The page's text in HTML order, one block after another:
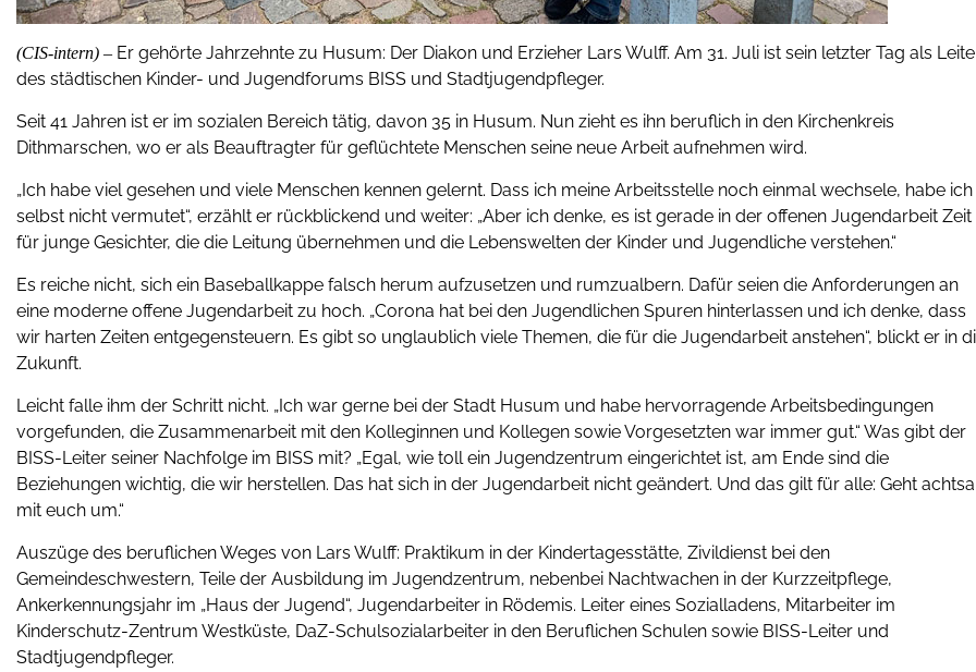
(CIS-intern) – Er gehörte Jahrzehnte zu Husum: Der Diakon und Erzieher Lars Wulff. Am 31. Juli ist sein letzter Tag als
des städtischen Kinder- und Jugendforums BISS und Stadtjugendpfleger.
Seit 41 Jahren ist er im sozialen Bereich tätig, davon 35 in Husum. Nun zieht es ihn beruflich in den Kirchenkreis
Dithmarschen, wo er als Beauftragter für geflüchtete Menschen seine neue Arbeit aufnehmen wird.
„Ich habe viel gesehen und viele Menschen kennen gelernt. Dass ich meine Arbeitsstelle noch einmal wechsele, habe ich
selbst nicht vermutet“, erzählt er rückblickend und weiter: „Aber ich denke, es ist gerade in der offenen Jugendarbeit Zeit
für junge Gesichter, die die Leitung übernehmen und die Lebenswelten der Kinder und Jugendliche verstehen.“
Es reiche nicht, sich ein Baseballkappe falsch herum aufzusetzen und rumzualbern. Dafür seien die Anforderungen an
eine moderne offene Jugendarbeit zu hoch. „Corona hat bei den Jugendlichen Spuren hinterlassen und ich denke, dass
wir harten Zeiten entgegensteuern. Es gibt so unglaublich viele Themen, die für die Jugendarbeit anstehen“, blickt er in
Zukunft.
Leicht falle ihm der Schritt nicht. „Ich war gerne bei der Stadt Husum und habe hervorragende Arbeitsbedingungen
vorgefunden, die Zusammenarbeit mit den Kolleginnen und Kollegen sowie Vorgesetzten war immer gut.“ Was gibt der
BISS-Leiter seiner Nachfolge im BISS mit? „Egal, wie toll ein Jugendzentrum eingerichtet ist, am Ende sind die
Beziehungen wichtig, die wir herstellen. Das hat sich in der Jugendarbeit nicht geändert. Und das gilt für alle: Geht
mit euch um.“
Auszüge des beruflichen Weges von Lars Wulff: Praktikum in der Kindertagesstätte, Zivildienst bei den
Gemeindeschwestern, Teile der Ausbildung im Jugendzentrum, nebenbei Nachtwachen in der Kurzzeitpflege,
Ankerkennungsjahr im „Haus der Jugend“, Jugendarbeiter in Rödemis. Leiter eines Sozialladens, Mitarbeiter im
Kinderschutz-Zentrum Westküste, DaZ-Schulsozialarbeiter in den Beruflichen Schulen sowie BISS-Leiter und
Stadtjugendpfleger.